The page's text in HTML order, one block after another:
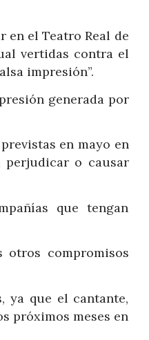
en el Teatro Real de
vertidas contra el
impresión”.
generada por
en mayo en
perjudicar o causar
que tengan
otros compromisos
ya que el cantante,
próximos meses en